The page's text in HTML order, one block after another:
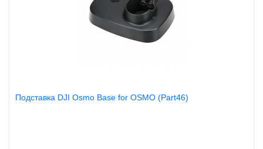
Подставка DJI Osmo Base for OSMO (Part46)